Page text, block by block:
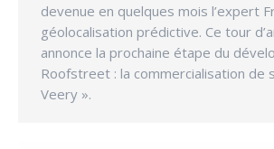
devenue en quelques mois l’expert
géolocalisation prédictive. Ce tour
annonce la prochaine étape du
Roofstreet : la commercialisation de
Veery ».